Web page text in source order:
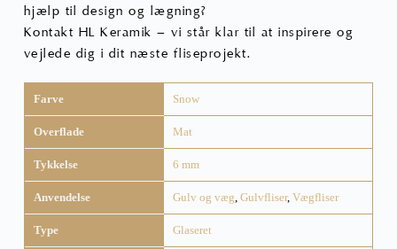
hjælp til design og lægning?
Kontakt HL Keramik – vi står klar til at inspirere og
vejlede dig i dit næste fliseprojekt.
Farve Snow
Overflade Mat
Tykkelse 6 mm
Anvendelse Gulv og væg Gulvfliser, Vægfliser
Type Glaseret